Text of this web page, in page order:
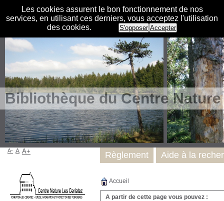
Les cookies assurent le bon fonctionnement de nos
services, en utilisant ces derniers, vous acceptez l'utilisation
des cookies.
S'opposer Accepter
Bibliothèque du Centre
Accueil
A partir de cette page vous pouvez :
Règlement Aide à la
A- A A+